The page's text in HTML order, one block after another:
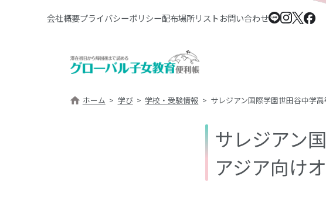
会社概要プライバシーポリシー配布場所リストお問い合わせ
ホーム 学び 学校・受験情報 サレジアン国際学園世田谷中学
サレジアン
アジア向け